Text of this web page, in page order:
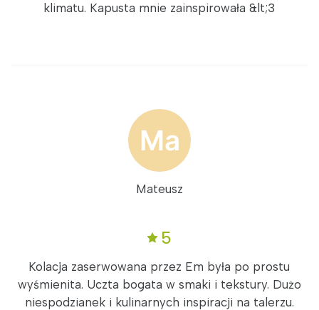
klimatu. Kapusta mnie zainspirowała &lt;3
Mateusz
5
Kolacja zaserwowana przez Em była po prostu
wyśmienita. Uczta bogata w smaki i tekstury. Dużo
niespodzianek i kulinarnych inspiracji na talerzu.